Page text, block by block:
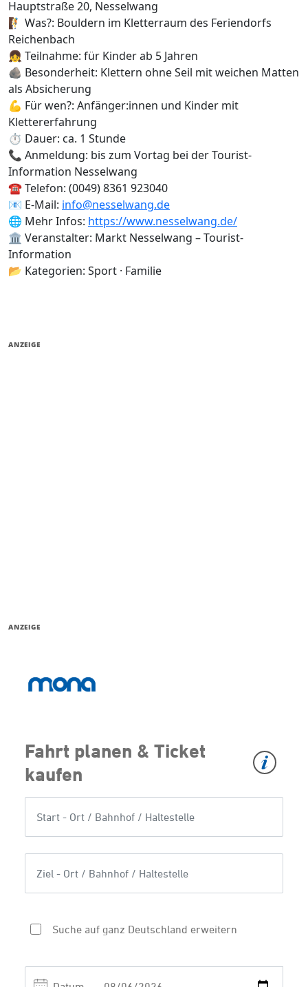
Hauptstraße 20, Nesselwang
🧗 Was?: Bouldern im Kletterraum des Feriendorfs
Reichenbach
👧 Teilnahme: für Kinder ab 5 Jahren
🪨 Besonderheit: Klettern ohne Seil mit weichen Matten
als Absicherung
💪 Für wen?: Anfänger:innen und Kinder mit
Klettererfahrung
⏱️ Dauer: ca. 1 Stunde
📞 Anmeldung: bis zum Vortag bei der Tourist-
Information Nesselwang
☎️ Telefon: (0049) 8361 923040
📧 E-Mail: info@nesselwang.de
🌐 Mehr Infos: https://www.nesselwang.de/
🏛️ Veranstalter: Markt Nesselwang – Tourist-
Information
📂 Kategorien: Sport · Familie
ANZEIGE
ANZEIGE